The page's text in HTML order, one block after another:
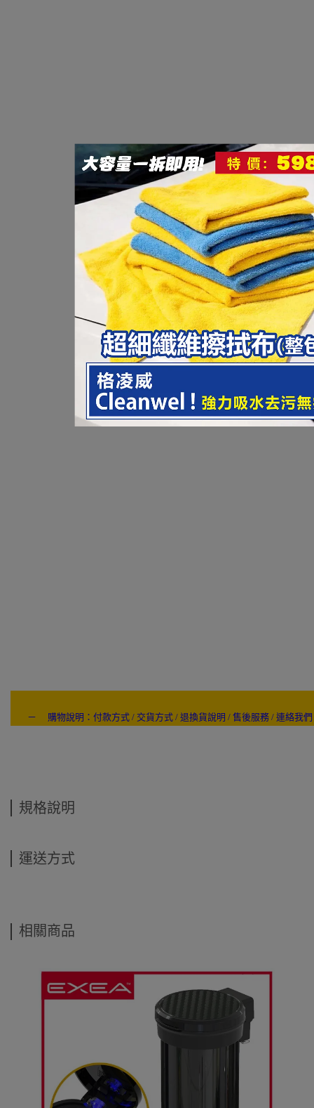
--- 【愛車族購物網】兒童增高墊
車內必備小物 ★
小小孩因為高度不足，導致於使用安全帶時，
經常會造成勒頸的危險狀況。
使用兒童增高墊能提高孩童的座位高度，
操作簡易舒
適安全 更加倍。
商品規格：
規格:適用15~36 Kg (兒童專用座椅)
尺寸:長440 *寬350 *高180(mm)
重量:1.2 Kg
產地:台灣
－ 購物說明：付款方式 / 交貨方式 / 退換貨說明 / 售後服務 / 連絡我們
規格說明
運送方式
相關商品